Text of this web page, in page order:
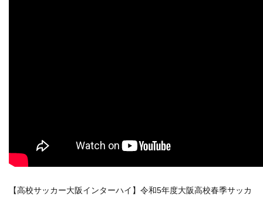
【高校サッカー大阪インターハイ】令和5年度大阪高校春季サッカ